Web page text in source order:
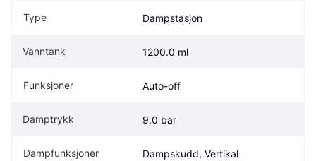
Type Dampstasjon
Vanntank 1200.0 ml
Funksjoner Auto-off
Damptrykk 9.0 bar
Dampfunksjoner Dampskudd, Vertikal